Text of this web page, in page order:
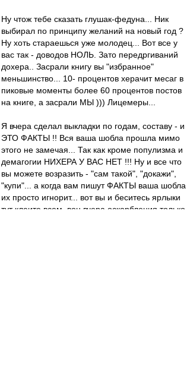
Ну чтож тебе сказать глушак-федуна... Ник
выбирал по принципу желаний на новый год ?
Ну хоть стараешься уже молодец... Вот все у
вас так - доводов НОЛЬ. Зато передргиваний
дохера.. Засрали книгу вы "избранное"
меньшинство... 10- процентов херачит месаг в
пиковые моменты более 60 процентов постов
на книге, а засрали МЫ ))) Лицемеры...
Я вчера сделал выкладки по годам, составу - и
ЭТО ФАКТЫ !! Вся ваша шобла прошла мимо
этого не замечая... Так как кроме популизма и
демагогии НИХЕРА У ВАС НЕТ !!! Ну и все что
вы можете возразить - "сам такой", "докажи",
"купи"... а когда вам пишут ФАКТЫ ваша шобла
их просто игнорит... вот вы и беситесь ярлыки
тут клеите всем. вон вчера оскорбления только